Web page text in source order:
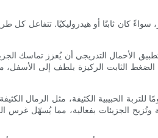
كان ثابتًا أو هيدروليكيًا. تتفاعل كل
لتطبيق الأحمال التدريجي أن يُعزز تماسك
الضغط الثابت الركيزة بلطف إلى
للتربة الحبيبية الكثيفة، مثل الرمال
وتُزيح الجزيئات بفعالية، مما يُسهّل